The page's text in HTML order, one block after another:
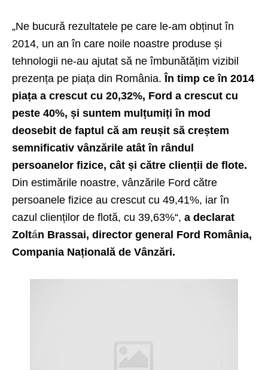
„Ne bucură rezultatele pe care le-am obținut în
2014, un an în care noile noastre produse și
tehnologii ne-au ajutat să ne îmbunătățim vizibil
prezența pe piața din România.În timp ce în 2014
piața a crescut cu 20,32%, Ford a crescut cu
peste 40%, și suntem mulțumiți în mod
deosebit de faptul că am reușit să creștem
semnificativ vânzările atât în rândul
persoanelor fizice, cât și către clienții de flote.
Din estimările noastre, vânzările Ford către
persoanele fizice au crescut cu 49,41%, iar în
cazul clienților de flotă, cu 39,63%“, a declarat
Zoltán Brassai, director general Ford România,
Compania Națională de Vânzări.